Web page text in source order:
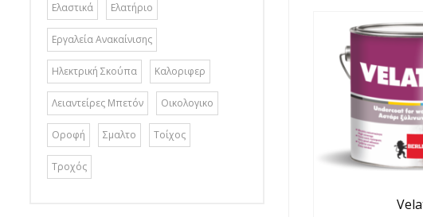
Ελαστικά Ελατήριο
Εργαλεία Ανακαίνισης
Ηλεκτρική Σκούπα Καλοριφερ
Λειαντείρες Μπετόν Οικολογικο
Οροφή Σμαλτο Τοίχος
Τροχός